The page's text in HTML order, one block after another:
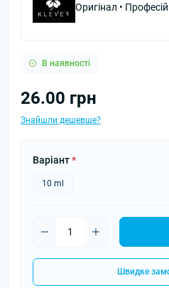
Оригінал •
В наявності
26.00 грн
Знайшли дешевше?
Варіант*
10 ml
Швидке